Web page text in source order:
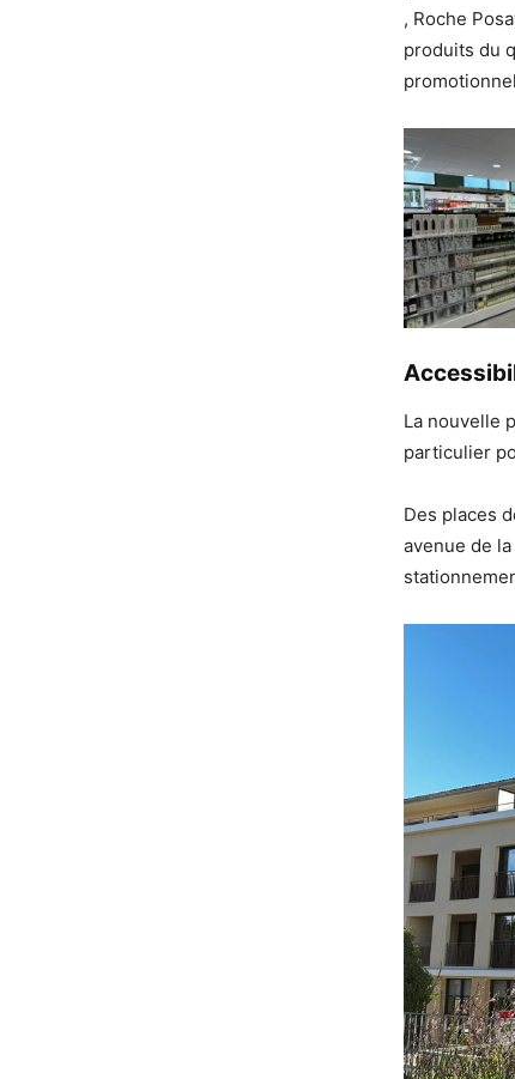
, Roche
produits du
La nouvelle
particulier
Des places
avenue de